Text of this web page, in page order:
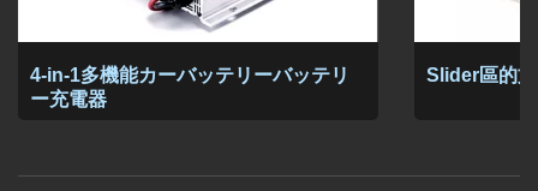
4-in-1多機能カーバッテリーバッテリ
ー充電器
Slider區的